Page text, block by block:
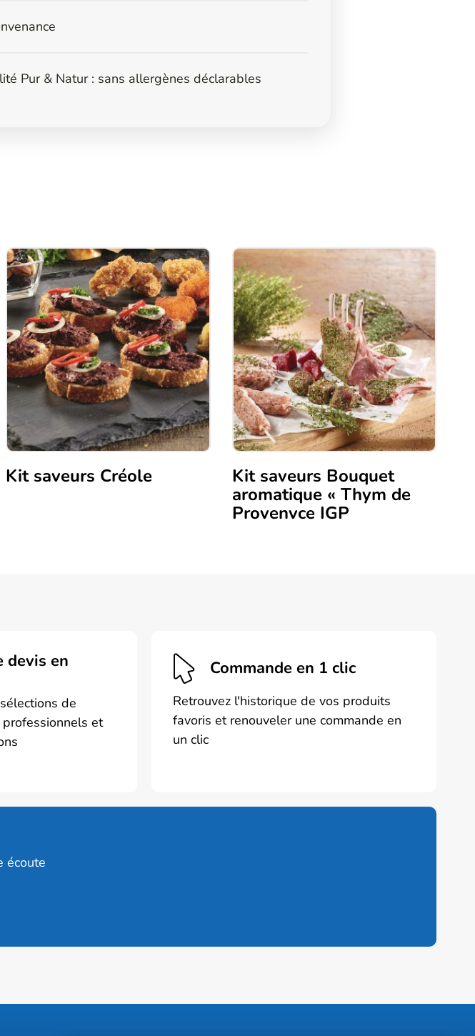
Pur & Natur : sans allergènes déclarables
Kit saveurs Créole
Kit saveurs Bouquet
aromatique « Thym de
Provenvce IGP
devis en
de
et
Commande en 1 clic
Retrouvez l'historique de vos produits
favoris et renouveler une commande en
un clic
écoute